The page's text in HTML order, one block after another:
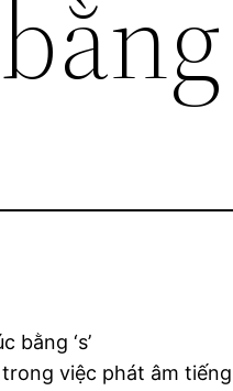
bằng ‘s’
việc phát âm